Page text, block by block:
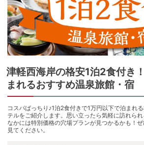
津軽西海岸の格安1泊2食付き
まれるおすすめ温泉旅館・宿
コスパばっちり♪1泊2食付きで1万円以下で泊まれ
テルをご紹介します。思い立ったら気軽に訪れられ
なかには特別価格の穴場プランが見つかるかも！
見てください。